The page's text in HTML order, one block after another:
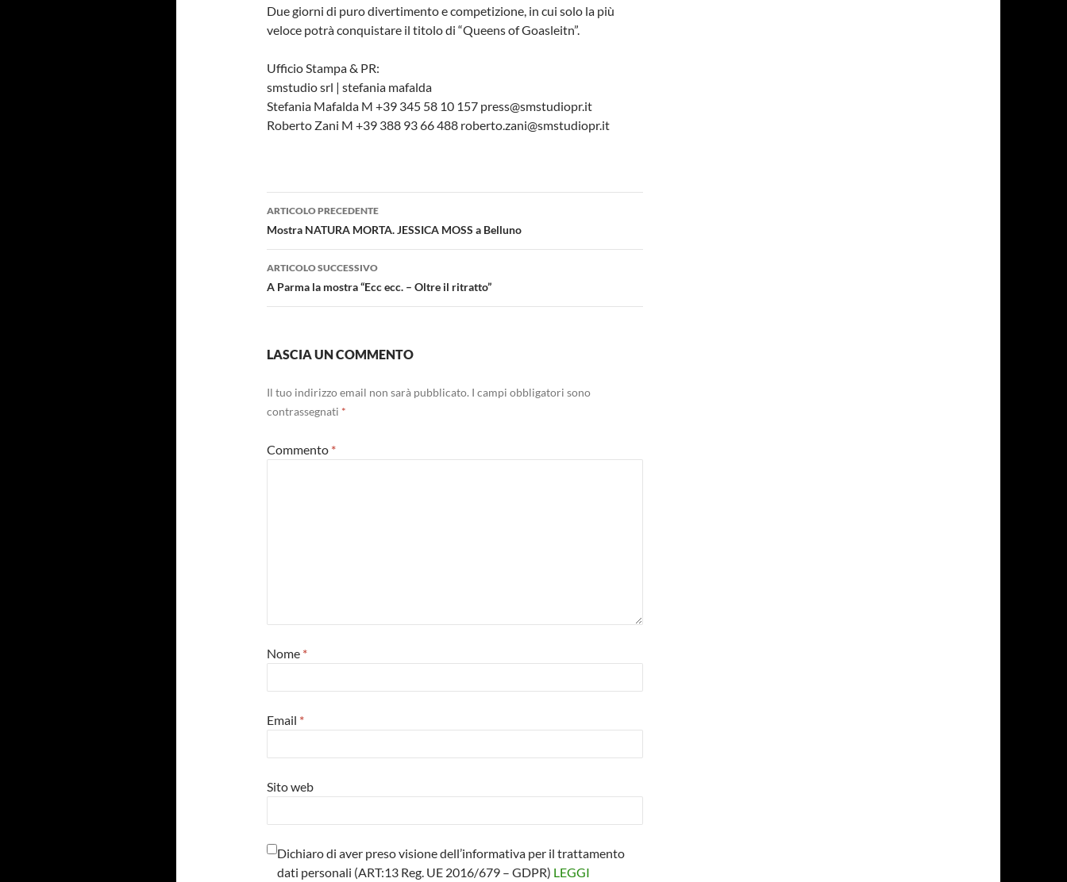
Due giorni di puro divertimento e competizione, in cui solo la più
veloce potrà conquistare il titolo di “Queens of Goasleitn”.
Ufficio Stampa & PR:
smstudio srl | stefania mafalda
Stefania Mafalda M +39 345 58 10 157 press@smstudiopr.it
Roberto Zani M +39 388 93 66 488 roberto.zani@smstudiopr.it
Navigazione
articolo
ARTICOLO PRECEDENTE
Mostra NATURA MORTA. JESSICA MOSS a Belluno
ARTICOLO SUCCESSIVO
A Parma la mostra “Ecc ecc. – Oltre il ritratto”
LASCIA UN COMMENTO
Il tuo indirizzo email non sarà pubblicato. I campi obbligatori sono
contrassegnati *
Commento *
Nome *
Email *
Sito web
Dichiaro di aver preso visione dell’informativa per il trattamento
dati personali (ART:13 Reg. UE 2016/679 – GDPR) LEGGI